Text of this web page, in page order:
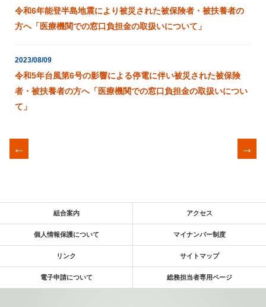
令和6年能登半島地震により被災された被保険者・被扶養者の
方へ「医療機関での窓口負担金の取扱いについて」
2023/08/09
令和5年台風第6号の影響による停電に伴い被災された被保険
者・被扶養者の方へ「医療機関での窓口負担金の取扱いについ
て」
← →
組合案内 アクセス
個人情報保護について マイナンバー制度
リンク サイトマップ
電子申請について 総務担当者専用ページ